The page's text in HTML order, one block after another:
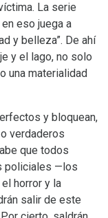
La serie
eso juega a
y belleza”. De ahí
y el lago, no solo
una materialidad
y bloquean,
verdaderos
que todos
policiales —los
horror y la
salir de este